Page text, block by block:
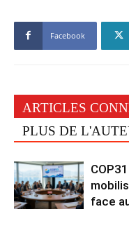
Facebook
ARTICLES
PLUS DE
face